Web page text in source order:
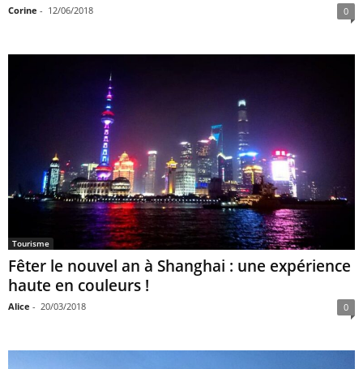
Corine - 12/06/2018 0
Tourisme
Fêter le nouvel an à Shanghai : une expérience
haute en couleurs !
Alice - 20/03/2018 0